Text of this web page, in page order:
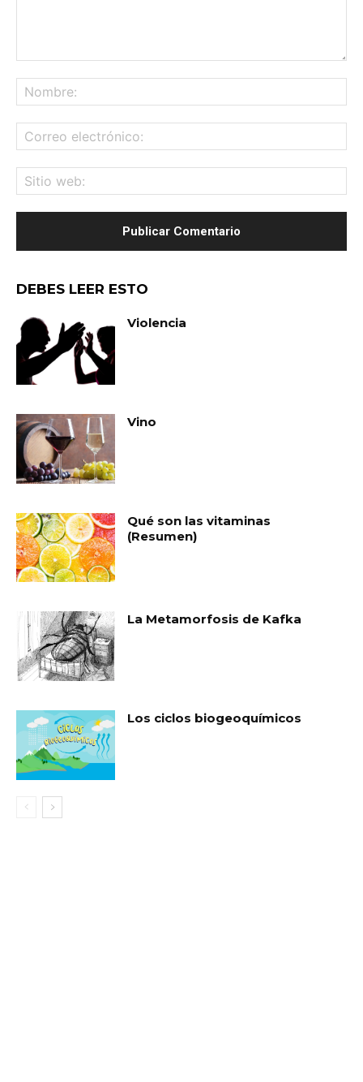
DEBES LEER ESTO
Violencia
Vino
Qué son las vitaminas
(Resumen)
La Metamorfosis de Kafka
Los ciclos biogeoquímicos